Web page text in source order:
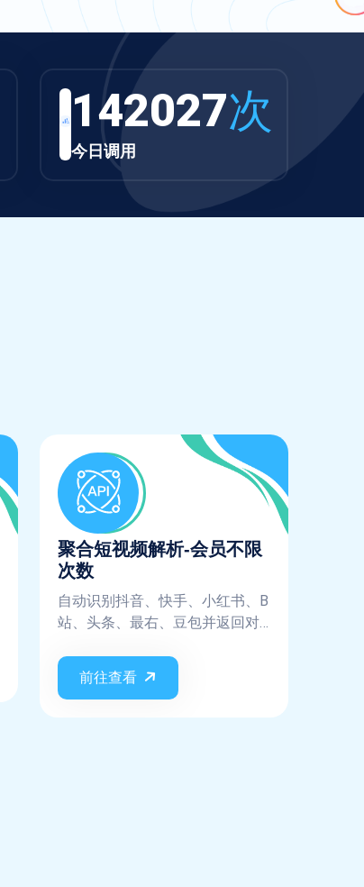
142027次
今日调用
聚合短视频解析-会员不限
次数
自动识别抖音、快手、小红书、B
站、头条、最右、豆包并返回对
前往查看